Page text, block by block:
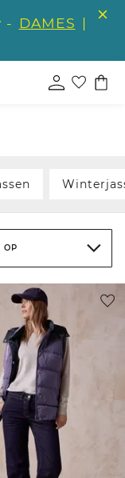
- DAMES |
OP